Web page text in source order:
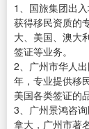
1、国旅集团出
获得移民资质的
大、美国、澳大
签证等业务。
2、广州市华人
年，专业提供移
美国各类签证的
3、广州景鸿咨
拿大，广州市著